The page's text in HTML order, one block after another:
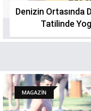
Denizin Ortasında
Tatilinde
MAGAZİN